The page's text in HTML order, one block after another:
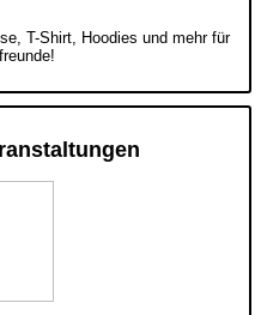
T-Shirt, Hoodies und mehr für